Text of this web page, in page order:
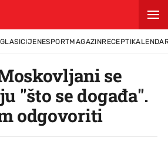
CIJENESPORTMAGAZINRECEPTI
se
"što se događa".
odgovoriti